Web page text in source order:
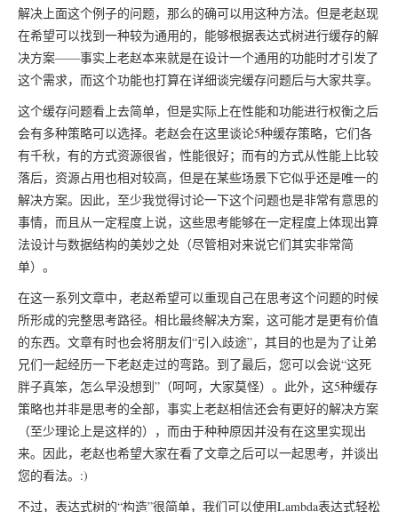
解决上面这个例子的问题，那么的确可以用这种方法。但是老赵现
在希望可以找到一种较为通用的，能够根据表达式树进行缓存的解
决方案——事实上老赵本来就是在设计一个通用的功能时才引发了
这个需求，而这个功能也打算在详细谈完缓存问题后与大家共享。
这个缓存问题看上去简单，但是实际上在性能和功能进行权衡之后
会有多种策略可以选择。老赵会在这里谈论5种缓存策略，它们各
有千秋，有的方式资源很省，性能很好；而有的方式从性能上比较
落后，资源占用也相对较高，但是在某些场景下它似乎还是唯一的
解决方案。因此，至少我觉得讨论一下这个问题也是非常有意思的
事情，而且从一定程度上说，这些思考能够在一定程度上体现出算
法设计与数据结构的美妙之处（尽管相对来说它们其实非常简
单）。
在这一系列文章中，老赵希望可以重现自己在思考这个问题的时候
所形成的完整思考路径。相比最终解决方案，这可能才是更有价值
的东西。文章有时也会将朋友们“引入歧途”，其目的也是为了让弟
兄们一起经历一下老赵走过的弯路。到了最后，您可以会说“这死
胖子真笨，怎么早没想到”（呵呵，大家莫怪）。此外，这5种缓存
策略也并非是思考的全部，事实上老赵相信还会有更好的解决方案
（至少理论上是这样的），而由于种种原因并没有在这里实现出
来。因此，老赵也希望大家在看了文章之后可以一起思考，并谈出
您的看法。:)
不过，表达式树的“构造”很简单，我们可以使用Lambda表达式轻松